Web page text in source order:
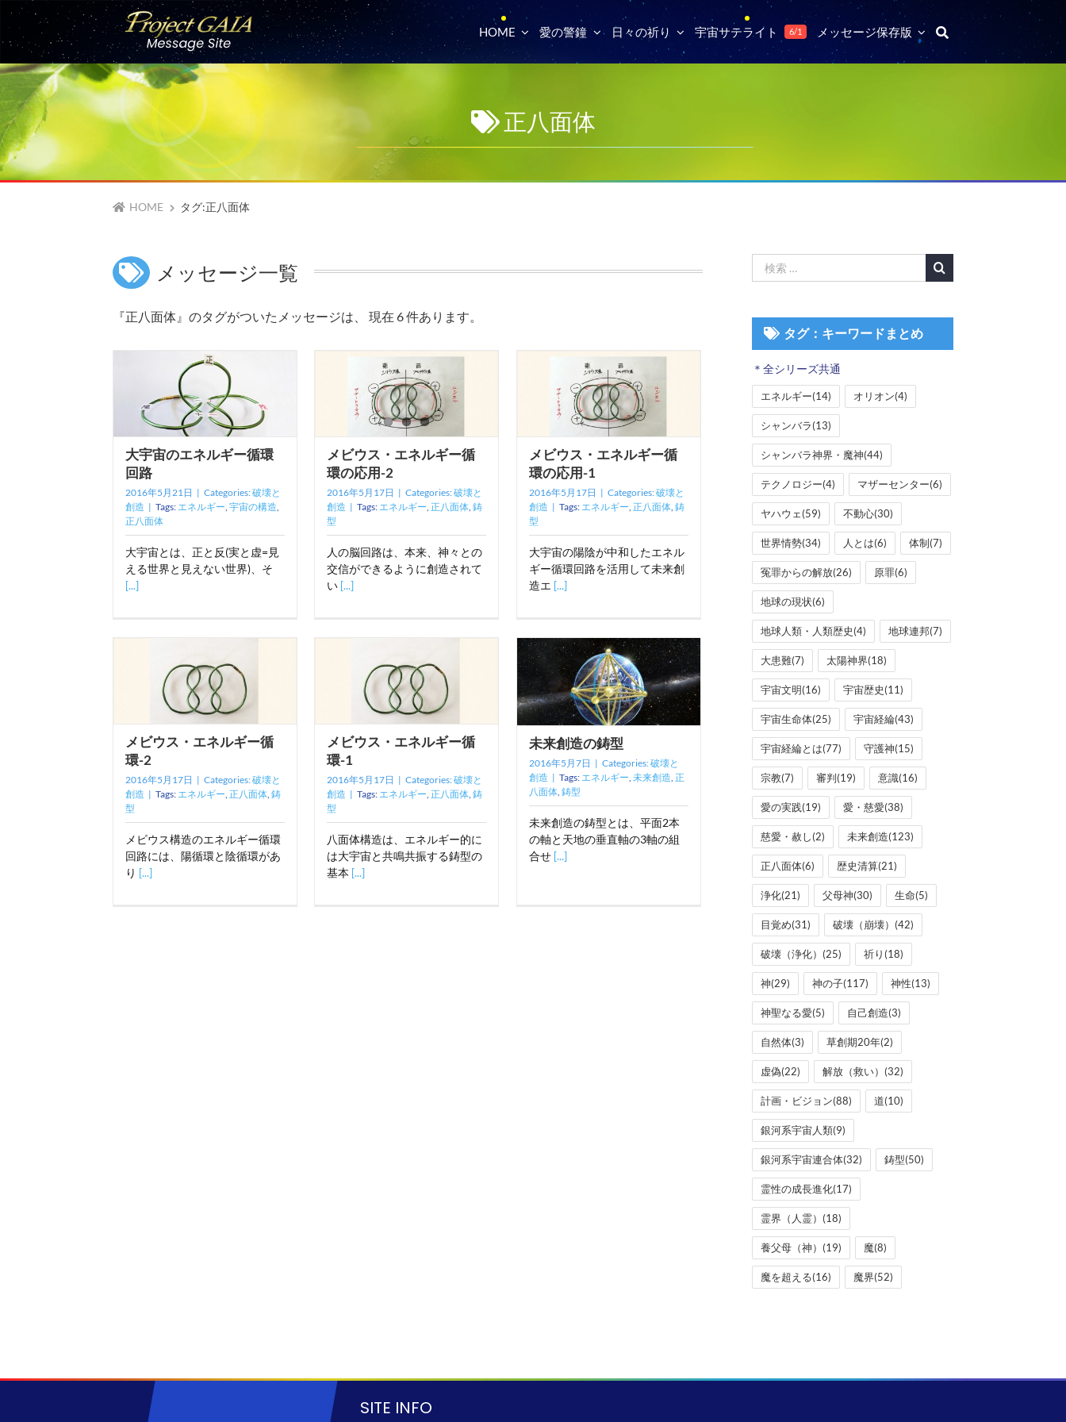
Skip
to
content
HOME 愛の警鐘 日々の祈り 宇宙サテライト 6/1 メッセージ保存版
正八面体
HOME タグ:正八面体
メッセージ一覧
『正八面体』のタグがついたメッセージは、 現在 6 件あります。
大宇宙のエネルギー循環
回路
2016年5月21日 | Categories:破壊と
創造 | Tags: エネルギー, 宇宙の構造,
正八面体
大宇宙とは、正と反(実と虚=見
える世界と見えない世界)、そ
[...]
メビウス・エネルギー循
環の応用-2
2016年5月17日 | Categories:破壊と
創造 | Tags: エネルギー, 正八面体, 鋳
型
人の脳回路は、本来、神々との
交信ができるように創造されて
い [...]
メビウス・エネルギー循
環の応用-1
2016年5月17日 | Categories:破壊と
創造 | Tags: エネルギー, 正八面体, 鋳
型
大宇宙の陽陰が中和したエネル
ギー循環回路を活用して未来創
造エ [...]
メビウス・エネルギー循
環-2
2016年5月17日 | Categories:破壊と
創造 | Tags: エネルギー, 正八面体, 鋳
型
メビウス構造のエネルギー循環
回路には、陽循環と陰循環があ
り [...]
メビウス・エネルギー循
環-1
2016年5月17日 | Categories:破壊と
創造 | Tags: エネルギー, 正八面体, 鋳
型
八面体構造は、エネルギー的に
は大宇宙と共鳴共振する鋳型の
基本 [...]
未来創造の鋳型
2016年5月7日 | Categories:破壊と
創造 | Tags: エネルギー, 未来創造, 正
八面体, 鋳型
未来創造の鋳型とは、平面2本
の軸と天地の垂直軸の3軸の組
合せ [...]
索
タグ：キーワードまとめ
エネルギー(14) オリオン(4)
シャンバラ(13)
シャンバラ神界・魔神(44)
テクノロジー(4) マザーセンター(6)
ヤハウェ(59) 不動心(30)
世界情勢(34) 人とは(6) 体制(7)
冤罪からの解放(26) 原罪(6)
地球の現状(6)
地球人類・人類歴史(4) 地球連邦(7)
大患難(7) 太陽神界(18)
宇宙文明(16) 宇宙歴史(11)
宇宙生命体(25) 宇宙経綸(43)
宇宙経綸とは(77) 守護神(15)
宗教(7) 審判(19) 意識(16)
愛の実践(19) 愛・慈愛(38)
慈愛・赦し(2) 未来創造(123)
正八面体(6) 歴史清算(21)
浄化(21) 父母神(30) 生命(5)
目覚め(31) 破壊（崩壊） (42)
破壊（浄化） (25) 祈り (18)
神(29) 神の子(117) 神性(13)
神聖なる愛(5) 自己創造(3)
自然体(3) 草創期20年(2)
虚偽(22) 解放（救い） (32)
計画・ビジョン(88) 道(10)
銀河系宇宙人類(9)
銀河系宇宙連合体(32) 鋳型(50)
霊性の成長進化(17)
霊界（人霊） (18)
養父母（神） (19) 魔(8)
魔を超える(16) 魔界(52)
SITE INFO